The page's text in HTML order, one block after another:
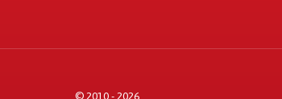
© 2010 - 2026